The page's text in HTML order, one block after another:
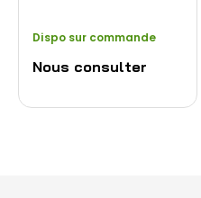
Dispo sur commande
Nous consulter